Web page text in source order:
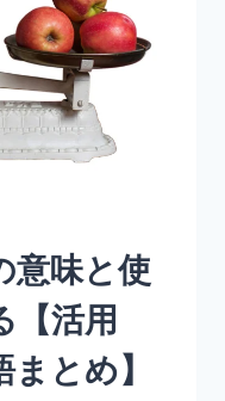
意味と使
【活用
とめ】